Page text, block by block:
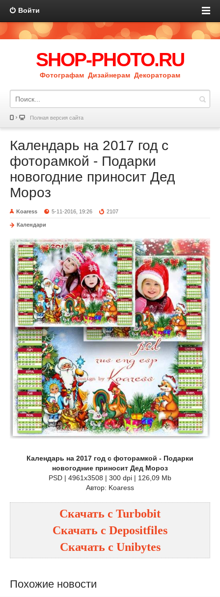
Войти
SHOP-PHOTO.RU
Фотографам Дизайнерам Декораторам
Полная версия сайта
Календарь на 2017 год с
фоторамкой - Подарки
новогодние приносит Дед
Мороз
Koaress 5-11-2016, 19:26 2107
Календари
Календарь на 2017 год с фоторамкой - Подарки
новогодние приносит Дед Мороз
PSD | 4961x3508 | 300 dpi | 126,09 Mb
Автор: Koaress
Скачать с Turbobit
Скачать с Depositfiles
Скачать с Unibytes
Похожие новости